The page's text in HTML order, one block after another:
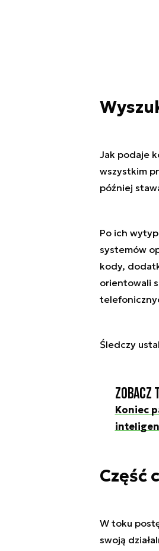
Jak podaje
wszystkim
później
Po ich
systemów
kody,
orientowali
Śledczy
Zobacz
Koniec
Część
W toku
swoją